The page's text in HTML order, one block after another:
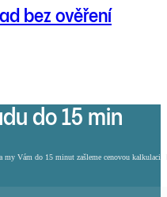
bez ověření
do 15 min
my Vám do 15 minut zašleme cenovou kalkulaci.